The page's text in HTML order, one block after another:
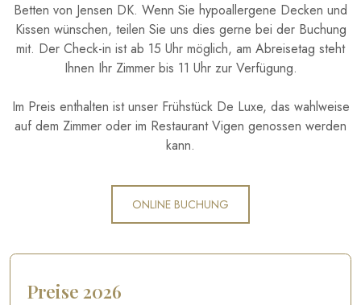
Betten von Jensen DK. Wenn Sie hypoallergene Decken und
Kissen wünschen, teilen Sie uns dies gerne bei der Buchung
mit. Der Check-in ist ab 15 Uhr möglich, am Abreisetag steht
Ihnen Ihr Zimmer bis 11 Uhr zur Verfügung.
Im Preis enthalten ist unser Frühstück De Luxe, das wahlweise
auf dem Zimmer oder im Restaurant Vigen genossen werden
kann.
​ONLINE BUCHUNG
Preise 2026